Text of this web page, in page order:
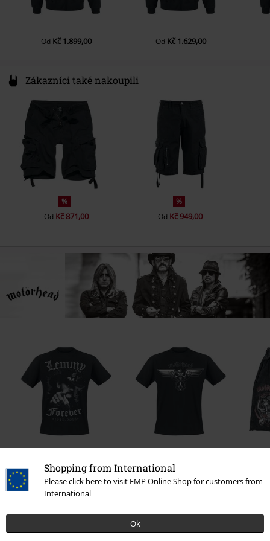
Shopping from International
Please click here to visit EMP Online Shop for customers from
International
Ok
Od Kč 1.899,00 Od Kč 1.629,00
Zákazníci také nakoupili
%
Od Kč 871,00
%
Od Kč 949,00
Od Kč 599,00 Kč 549,00